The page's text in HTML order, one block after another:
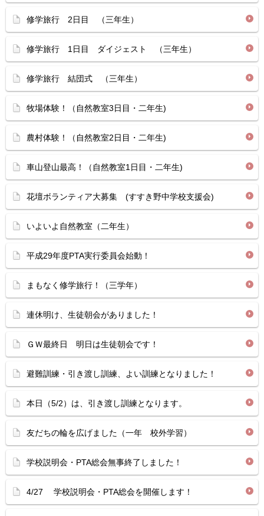
修学旅行 2日目 （三年生）
修学旅行 1日目 ダイジェスト （三年生）
修学旅行 結団式 （三年生）
牧場体験！（自然教室3日目・二年生)
農村体験！（自然教室2日目・二年生)
車山登山最高！（自然教室1日目・二年生)
花壇ボランティア大募集 (すすき野中学校支援会)
いよいよ自然教室（二年生）
平成29年度PTA実行委員会始動！
まもなく修学旅行！（三学年）
連休明け、生徒朝会がありました！
ＧＷ最終日 明日は生徒朝会です！
避難訓練・引き渡し訓練、よい訓練となりました！
本日（5/2）は、引き渡し訓練となります。
友だちの輪を広げました（一年 校外学習）
学校説明会・PTA総会無事終了しました！
4/27 学校説明会・PTA総会を開催します！